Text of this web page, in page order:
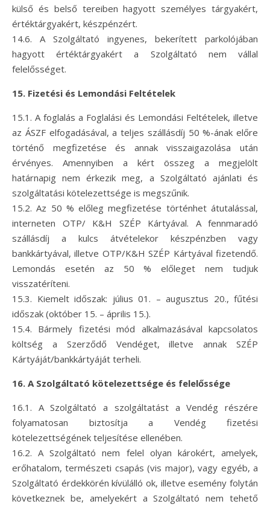
külső és belső tereiben hagyott személyes tárgyakért,
értéktárgyakért, készpénzért.
14.6. A Szolgáltató ingyenes, bekerített parkolójában
hagyott értéktárgyakért a Szolgáltató nem vállal
felelősséget.
15. Fizetési és Lemondási Feltételek
15.1. A foglalás a Foglalási és Lemondási Feltételek, illetve
az ÁSZF elfogadásával, a teljes szállásdíj 50 %-ának előre
történő megfizetése és annak visszaigazolása után
érvényes. Amennyiben a kért összeg a megjelölt
határnapig nem érkezik meg, a Szolgáltató ajánlati és
szolgáltatási kötelezettsége is megszűnik.
15.2. Az 50 % előleg megfizetése történhet átutalással,
interneten OTP/ K&H SZÉP Kártyával. A fennmaradó
szállásdíj a kulcs átvételekor készpénzben vagy
bankkártyával, illetve OTP/K&H SZÉP Kártyával fizetendő.
Lemondás esetén az 50 % előleget nem tudjuk
visszatéríteni.
15.3. Kiemelt időszak: július 01. – augusztus 20., fűtési
időszak (október 15. – április 15.).
15.4. Bármely fizetési mód alkalmazásával kapcsolatos
költség a Szerződő Vendéget, illetve annak SZÉP
Kártyáját/bankkártyáját terheli.
16. A Szolgáltató kötelezettsége és felelőssége
16.1. A Szolgáltató a szolgáltatást a Vendég részére
folyamatosan biztosítja a Vendég fizetési
kötelezettségének teljesítése ellenében.
16.2. A Szolgáltató nem felel olyan károkért, amelyek,
erőhatalom, természeti csapás (vis major), vagy egyéb, a
Szolgáltató érdekkörén kívülálló ok, illetve esemény folytán
következnek be, amelyekért a Szolgáltató nem tehető